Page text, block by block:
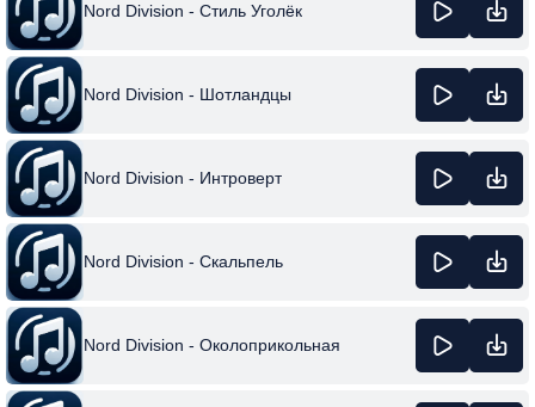
Nord Division - Стиль Уголёк
Nord Division - Шотландцы
Nord Division - Интроверт
Nord Division - Скальпель
Nord Division - Околоприкольная